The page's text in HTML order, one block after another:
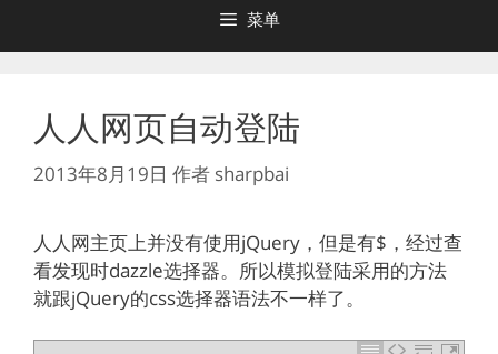
菜单
人人网页自动登陆
2013年8月19日 作者 sharpbai
人人网主页上并没有使用jQuery，但是有$，经过查
看发现时dazzle选择器。所以模拟登陆采用的方法
就跟jQuery的css选择器语法不一样了。